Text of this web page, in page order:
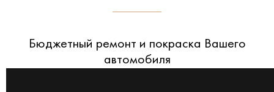
Бюджетный ремонт и покраска Вашего
автомобиля